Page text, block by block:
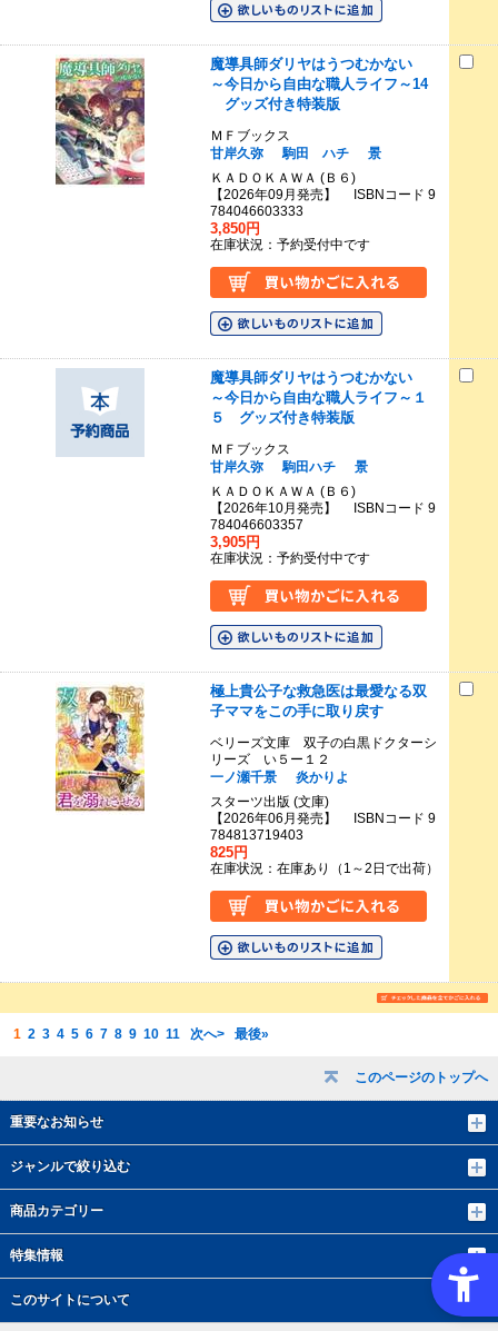
このページのトップへ
重要なお知らせ
ジャンルで絞り込む
商品カテゴリー
特集情報
このサイトについて
魔導具師ダリヤはうつむかない
～今日から自由な職人ライフ～14
グッズ付き特装版
ＭＦブックス
甘岸久弥
駒田 ハチ
景
ＫＡＤＯＫＡＷＡ (Ｂ６)
【2026年09月発売】 ISBNコード 9
784046603333
3,850円
在庫状況：予約受付中です
魔導具師ダリヤはうつむかない
～今日から自由な職人ライフ～１
５ グッズ付き特装版
ＭＦブックス
甘岸久弥
駒田ハチ
景
ＫＡＤＯＫＡＷＡ (Ｂ６)
【2026年10月発売】 ISBNコード 9
784046603357
3,905円
在庫状況：予約受付中です
極上貴公子な救急医は最愛なる双
子ママをこの手に取り戻す
ベリーズ文庫 双子の白黒ドクターシ
リーズ い５ー１２
一ノ瀬千景
炎かりよ
スターツ出版 (文庫)
【2026年06月発売】 ISBNコード 9
784813719403
825円
在庫状況：在庫あり（1～2日で出荷）
1 2 3 4 5 6 7 8 9 10 11 次へ> 最後»